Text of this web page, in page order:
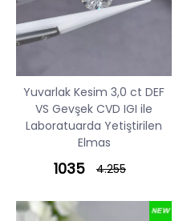
Yuvarlak Kesim 3,0 ct DEF
VS Gevşek CVD IGI ile
Laboratuarda Yetiştirilen
Elmas
1035 4.255